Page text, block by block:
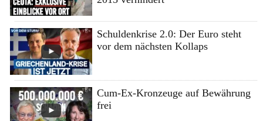
Schuldenkrise 2.0: Der Euro steht
vor dem nächsten Kollaps
Cum-Ex-Kronzeuge auf Bewährung
frei